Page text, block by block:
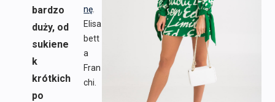
nę
Elisa
bett
a
Fran
chi.
bardzo
duży, od
sukiene
k
krótkich
po